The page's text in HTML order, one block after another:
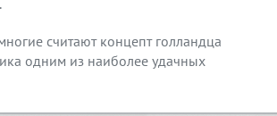
считают концепт голландца
одним из наиболее удачных